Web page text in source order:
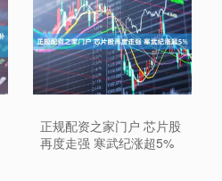
正规配资之家门户 芯片股
再度走强 寒武纪涨超5%